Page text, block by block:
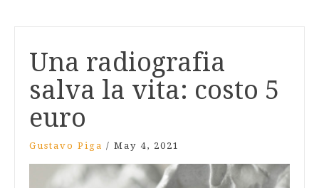
Una radiografia
salva la vita: costo 5
euro
Gustavo Piga / May 4, 2021